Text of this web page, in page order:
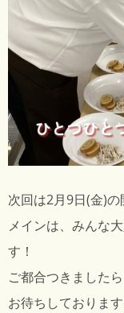
次回は2月9日(金)の
メインは、みんな
す！
ご都合つきました
お待ちしております